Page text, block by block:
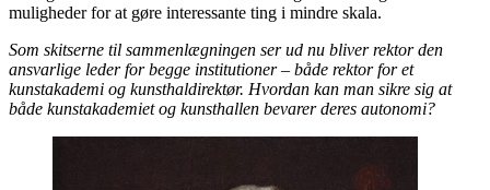
muligheder for at gøre interessante ting i mindre skala.
Som skitserne til sammenlægningen ser ud nu bliver rektor den
ansvarlige leder for begge institutioner – både rektor for et
kunstakademi og kunsthaldirektør. Hvordan kan man sikre sig at
både kunstakademiet og kunsthallen bevarer deres autonomi?